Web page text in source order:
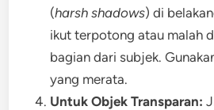
(harsh shadows) di
ikut terpotong atau malah
bagian dari subjek.
yang merata.
Untuk Objek Transparan: